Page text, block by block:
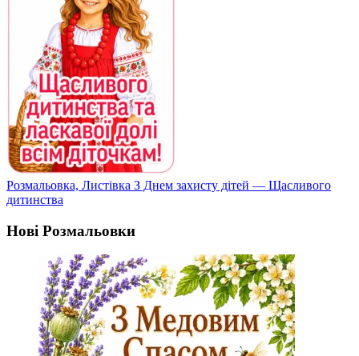
Розмальовка, Листівка З Днем захисту дітей — Щасливого
дитинства
Нові Розмальовки